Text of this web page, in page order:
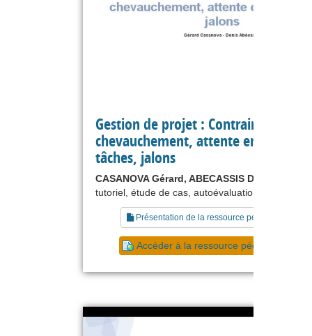
Gestion de projet : Contraintes,
chevauchement, attente entre 2
tâches, jalons
CASANOVA Gérard, ABECASSIS Denis
tutoriel, étude de cas, autoévaluation, exercice
Présentation de la ressource pédagogique
Accéder à la ressource pédagogique